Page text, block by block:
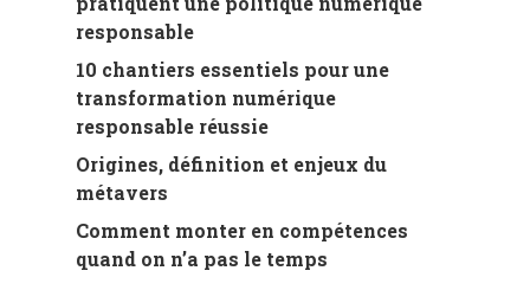
responsable
10 chantiers essentiels pour une
transformation numérique
responsable réussie
Origines, définition et enjeux du
métavers
Comment monter en compétences
quand on n’a pas le temps